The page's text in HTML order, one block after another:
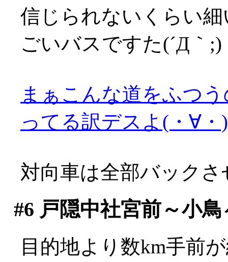
信じられないくらい
ごいバスですた(´Д｀;)
まぁこんな道をふつ
ってる訳デスよ(・∀・
対向車は全部バック
#6 戸隠中社宮前～小
目的地より数km手前